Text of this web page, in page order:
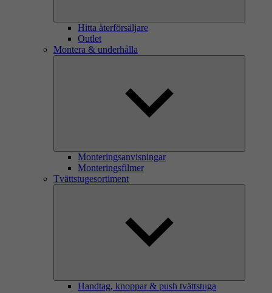
Hitta återförsäljare
Outlet
Montera & underhålla
Monteringsanvisningar
Monteringsfilmer
Tvättstugesortiment
Handtag, knoppar & push tvättstuga